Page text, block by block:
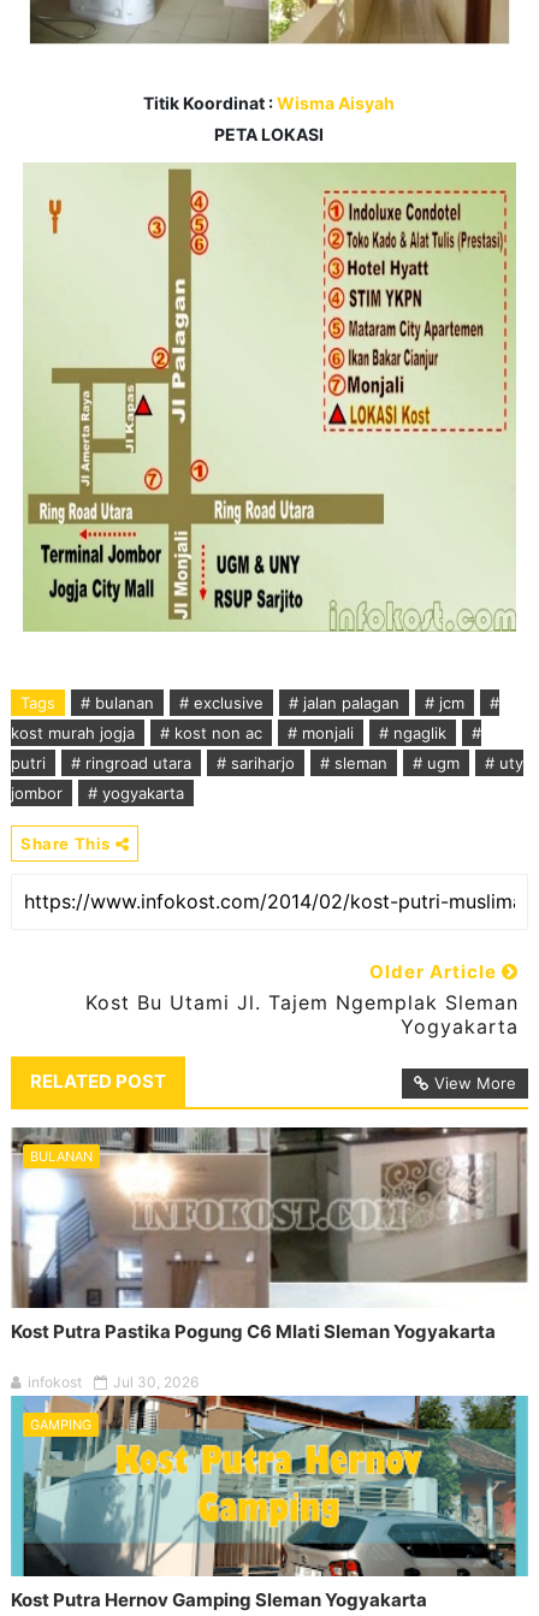
Titik Koordinat :Wisma Aisyah
PETA LOKASI
Tags # bulanan # exclusive # jalan palagan # jcm
#
kost murah jogja
# kost non ac # monjali # ngaglik
#
putri
# ringroad utara # sariharjo # sleman # ugm
# uty
jombor
# yogyakarta
Share This
Older Article
Kost Bu Utami Jl. Tajem Ngemplak Sleman
Yogyakarta
RELATED POST View More
BULANAN
Kost Putra Pastika Pogung C6 Mlati Sleman Yogyakarta
infokost Jul 30, 2026
GAMPING
Kost Putra Hernov Gamping Sleman Yogyakarta